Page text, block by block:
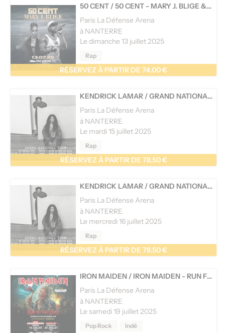
50 CENT /50 CENT - MARY J. BLIGE & GUESTS
Paris La Défense Arena
à NANTERRE
Le dimanche 13 juillet 2025
Rap
RÉSERVEZ À PARTIR DE 74.00 €
KENDRICK LAMAR /GRAND NATIONAL TOUR: KENDRICK LAMAR AND SZA
Paris La Défense Arena
à NANTERRE
Le mardi 15 juillet 2025
Rap
RÉSERVEZ À PARTIR DE 78.50 €
KENDRICK LAMAR /GRAND NATIONAL TOUR: KENDRICK LAMAR AND SZA
Paris La Défense Arena
à NANTERRE
Le mercredi 16 juillet 2025
Rap
RÉSERVEZ À PARTIR DE 78.50 €
IRON MAIDEN / IRON MAIDEN - RUN FOR YOUR LIVES WORLD TOUR
Paris La Défense Arena
à NANTERRE
Le samedi 19 juillet 2025
Pop Rock Indé